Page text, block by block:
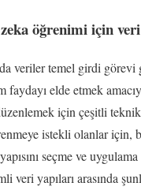
öğrenimi için veri
veriler temel girdi görevi
faydayı elde etmek
için çeşitli
istekli olanlar
seçme ve
veri yapıları arasında